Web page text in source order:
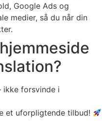
Google Ads og
medier, så du når din
ikke forsvinde i
et uforpligtende tilbud!